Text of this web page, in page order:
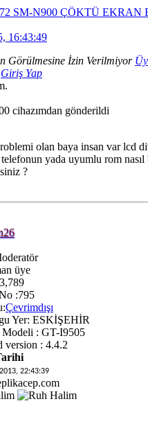
SM-N900 ÇÖKTÜ EKRAN
16:43:49
Görülmesine İzin Verilmiyor
Giriş Yap
cihazımdan gönderildi
olan baya insan var lcd
yada uyumlu rom
?
üye
:795
Çevrimdışı
Yer: ESKİŞEHİR
Modeli : GT-I9505
version : 4.4.2
22:43:39